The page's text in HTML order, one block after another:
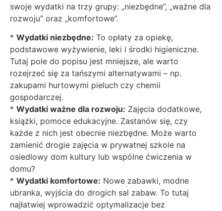
swoje wydatki na trzy grupy: „niezbędne”, „ważne dla
rozwoju” oraz „komfortowe”.
* Wydatki niezbędne: To opłaty za opiekę,
podstawowe wyżywienie, leki i środki higieniczne.
Tutaj pole do popisu jest mniejsze, ale warto
rozejrzeć się za tańszymi alternatywami – np.
zakupami hurtowymi pieluch czy chemii
gospodarczej.
* Wydatki ważne dla rozwoju: Zajęcia dodatkowe,
książki, pomoce edukacyjne. Zastanów się, czy
każde z nich jest obecnie niezbędne. Może warto
zamienić drogie zajęcia w prywatnej szkole na
osiedlowy dom kultury lub wspólne ćwiczenia w
domu?
* Wydatki komfortowe: Nowe zabawki, modne
ubranka, wyjścia do drogich sal zabaw. To tutaj
najłatwiej wprowadzić optymalizacje bez